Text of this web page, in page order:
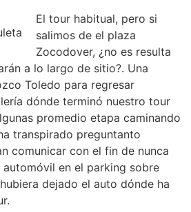
El tour habitual, pero si
salimos de el plaza
Zocodover, ¿no es resulta
a lo largo de sitio?. Una
Toledo para regresar
dónde terminó nuestro tour
promedio etapa caminando
transpirado preguntanto
comunicar con el fin de nunca
automóvil en el parking sobre
dejado el auto dónde ha